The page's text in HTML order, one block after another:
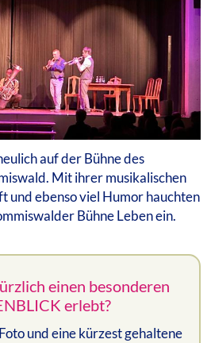
auf der Bühne des
Mit ihrer musikalischen
und ebenso viel Humor hauchten
Bühne Leben ein.
einen besonderen
erlebt?
und eine kürzest gehaltene